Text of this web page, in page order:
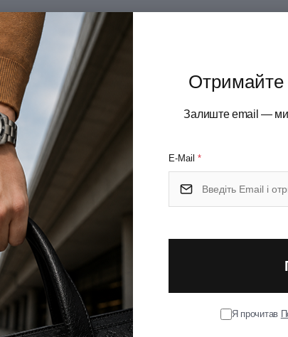
Отримайте
Залиште email — ми
E-Mail *
Я прочитав